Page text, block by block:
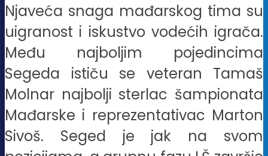
Njaveća snaga mađarskog tima su
uigranost i iskustvo vodećih igrača.
Među najboljim pojedincima
Segeda ističu se veteran Tamaš
Molnar najbolji sterlac šampionata
Mađarske i reprezentativac Marton
Sivoš. Seged je jak na svom